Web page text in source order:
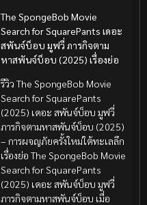
The SpongeBob Movie
Search for SquarePants เดอะ
สพันจ์บ็อบ มูฟวี่ ภารกิจตาม
หาสพันจ์บ็อบ (2025) เรื่องย่อ
รีวิว The SpongeBob Movie
Search for SquarePants
(2025) เดอะ สพันจ์บ็อบ มูฟวี่
ภารกิจตามหาสพันจ์บ็อบ (2025)
– การผจญภัยครั้งใหม่ใต้ทะเลลึก
เรื่องย่อ The SpongeBob Movie
Search for SquarePants
(2025) เดอะ สพันจ์บ็อบ มูฟวี่
ภารกิจตามหาสพันจ์บ็อบ เมื่อ